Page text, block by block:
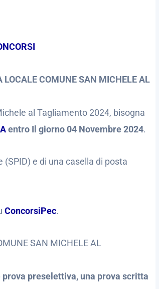
LOCALE COMUNE SAN MICHELE AL
al Tagliamento 2024, bisogna
entro Il giorno 04 Novembre 2024.
e di una casella di posta
ConcorsiPec.
SAN MICHELE AL
preselettiva, una prova scritta